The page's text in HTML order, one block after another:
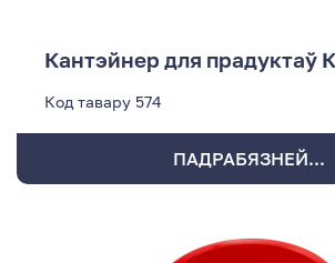
Кантэйнер для прадуктаў
Код тавару 574
ПАДРАБЯЗНЕЙ...